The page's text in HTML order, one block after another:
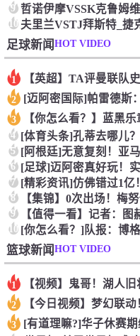
9 哲诺伊摩VSSK克鲁姆
10 夫里兰VSTJ拜斯特_捷
足球新闻HOT VIDEO
1
2
3
4
5
6
7
8
9
10
篮球新闻HOT VIDEO
1
2
3